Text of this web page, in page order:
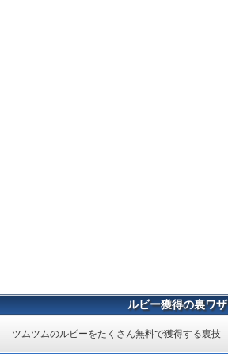
ルビー獲得の裏ワザ
ツムツムのルビーをたくさん無料で獲得する裏技